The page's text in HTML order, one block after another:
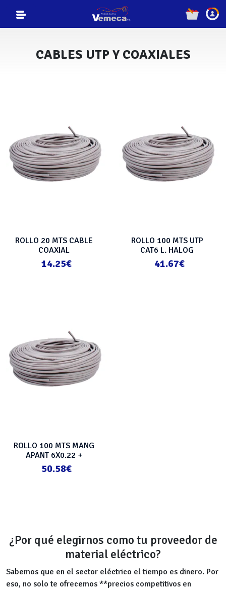
CABLES UTP Y COAXIALES
ROLLO 20 MTS CABLE
COAXIAL
14.25€
ROLLO 100 MTS UTP
CAT6 L. HALOG
41.67€
ROLLO 100 MTS MANG
APANT 6X0.22 +
2X0.7MM
50.58€
¿Por qué elegirnos como tu proveedor de
material eléctrico?
Sabemos que en el sector eléctrico el tiempo es dinero. Por
eso, no solo te ofrecemos **precios competitivos en